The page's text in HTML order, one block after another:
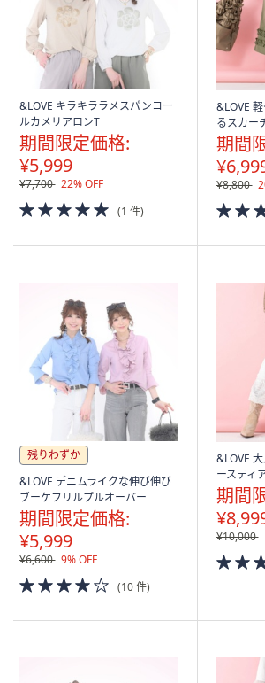
&LOVE キラキララメスパンコー
ルカメリアロンT
期間限定価格:
¥5,999
¥7,700 22% OFF
5.0
of
(1 件)
&LOVE
るスカー
期間
¥8,800
残りわずか
&LOVE デニムライクな伸び伸び
ブーケフリルプルオーバー
期間限定価格:
¥5,999
¥6,600 9% OFF
4.0
of
(10 件)
&LOVE
ースティ
期間
¥10,000